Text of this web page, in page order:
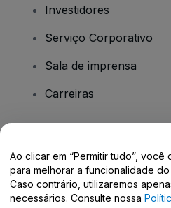
Investidores
Serviço Corporativo
Sala de imprensa
Carreiras
Centro de Ajuda / Fale
Ao clicar em “Permitir tudo”,
para melhorar a funcionalidade
Caso contrário, utilizaremos
necessários. Consulte nossa